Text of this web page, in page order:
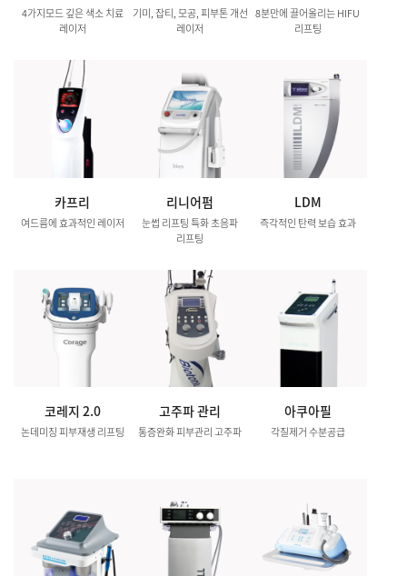
4가지모드 깊은 색소 치료
레이저
기미, 잡티, 모공, 피부톤 개선
레이저
8분만에 끌어올리는 HIFU
리프팅
카프리
여드름에 효과적인 레이저
리니어펌
눈썹 리프팅 특화 초음파
리프팅
LDM
즉각적인 탄력 보습 효과
코레지 2.0
논데미징 피부재생 리프팅
고주파 관리
통증완화 피부관리 고주파
아쿠아필
각질제거 수분공급